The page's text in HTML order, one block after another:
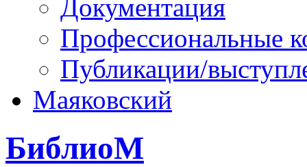
Документация
Профессиональные
Публикации/
Маяковский
БиблиоМ